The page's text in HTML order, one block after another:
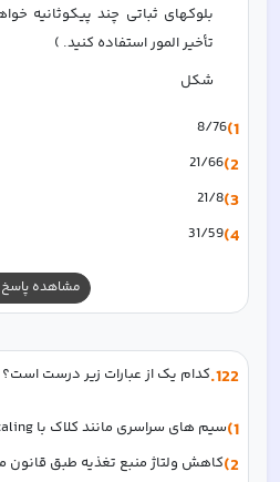
تأخیر المور استفاده کنید. )
شکل
1)
8/76
2)
21/66
3)
21/8
4)
31/59
مشاهده پاسخ
122
.کدام یک از عبارات زیر درست است؟
1) سیم های سراسری مانند کلاک با Scaling سریع تر می شوند.
2) کاهش ولتاژ منبع تغذیه طبق قانون